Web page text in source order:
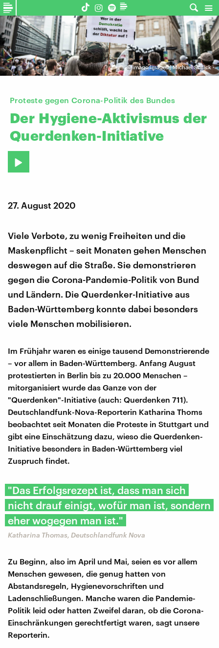
©imago images | Michael Schick
Proteste gegen Corona-Politik des Bundes
Der Hygiene-Aktivismus der
Querdenken-Initiative
27. August 2020
Viele Verbote, zu wenig Freiheiten und die
Maskenpflicht – seit Monaten gehen Menschen
deswegen auf die Straße. Sie demonstrieren
gegen die Corona-Pandemie-Politik von Bund
und Ländern. Die Querdenker-Initiative aus
Baden-Württemberg konnte dabei besonders
viele Menschen mobilisieren.
Im Frühjahr waren es einige tausend Demonstrierende
– vor allem in Baden-Württemberg. Anfang August
protestierten in Berlin bis zu 20.000 Menschen –
mitorganisiert wurde das Ganze von der
"Querdenken"-Initiative (auch: Querdenken 711).
Deutschlandfunk-Nova-Reporterin Katharina Thoms
beobachtet seit Monaten die Proteste in Stuttgart und
gibt eine Einschätzung dazu, wieso die Querdenken-
Initiative besonders in Baden-Württemberg viel
Zuspruch findet.
"Das Erfolgsrezept ist, dass man sich
nicht drauf einigt, wofür man ist, sondern
eher wogegen man ist."
Katharina Thomas, Deutschlandfunk Nova
Zu Beginn, also im April und Mai, seien es vor allem
Menschen gewesen, die genug hatten von
Abstandsregeln, Hygienevorschriften und
Ladenschließungen. Manche waren die Pandemie-
Politik leid oder hatten Zweifel daran, ob die Corona-
Einschränkungen gerechtfertigt waren, sagt unsere
Reporterin.